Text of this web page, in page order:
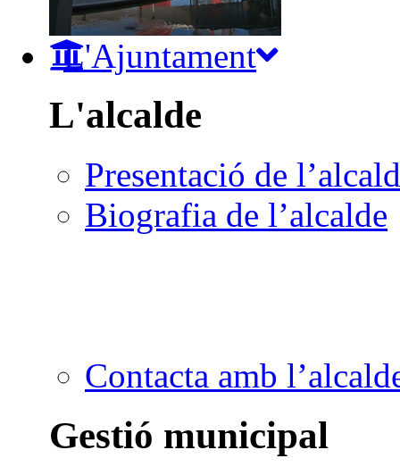
L'Ajuntament
L'alcalde
Presentació de
Biografia de l’alcalde
Contacta amb
Gestió municipal